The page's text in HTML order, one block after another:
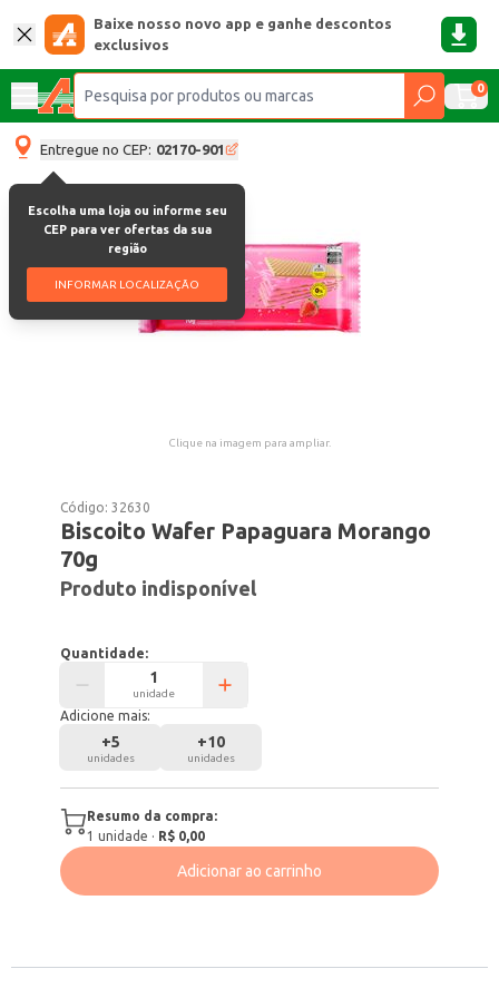
Baixe nosso novo app e ganhe descontos
exclusivos
0
Entregue no CEP: 02170-901
Escolha uma loja ou informe seu
CEP para ver ofertas da sua
região
INFORMAR LOCALIZAÇÃO
Clique na imagem para ampliar.
Código:32630
Biscoito Wafer Papaguara Morango
70g
Produto indisponível
Quantidade:
unidade
Adicione mais:
+5
unidades
+10
unidades
Resumo da compra:
1 unidade · R$ 0,00
Adicionar ao carrinho